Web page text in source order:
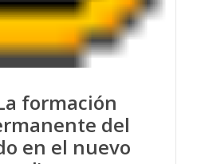
formación
del
en el nuevo